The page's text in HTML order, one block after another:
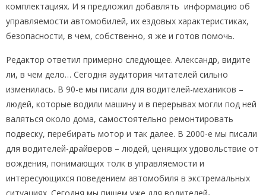
комплектациях. И я предложил добавлять информацию об
управляемости автомобилей, их ездовых характеристиках,
безопасности, в чем, собственно, я же и готов помочь.
Редактор ответил примерно следующее. Александр, видите
ли, в чем дело… Сегодня аудитория читателей сильно
изменилась. В 90-е мы писали для водителей-механиков –
людей, которые водили машину и в перерывах могли под ней
валяться около дома, самостоятельно ремонтировать
подвеску, перебирать мотор и так далее. В 2000-е мы писали
для водителей-драйверов – людей, ценящих удовольствие от
вождения, понимающих толк в управляемости и
интересующихся поведением автомобиля в экстремальных